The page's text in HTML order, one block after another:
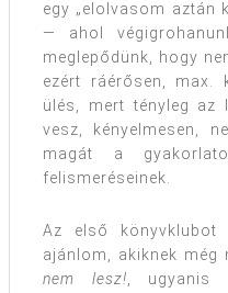
egy „elolvasom aztán
— ahol
meglepődünk, hogy
ezért ráérősen, max.
ülés, mert tényleg az
vesz, kényelmesen,
magát a
felismeréseinek.
Az első könyvklubot
ajánlom, akiknek
nem lesz! , ugyanis